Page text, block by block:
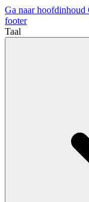
Ga naar hoofdinhoud
footer
Taal